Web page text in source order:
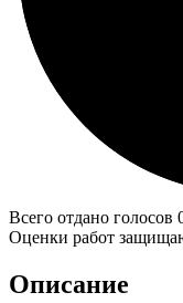
Всего отдано голосов
Оценки работ
Описание